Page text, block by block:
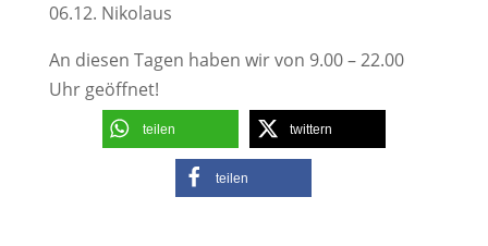
06.12. Nikolaus
An diesen Tagen haben wir von 9.00 – 22.00
Uhr geöffnet!
teilen twittern
teilen